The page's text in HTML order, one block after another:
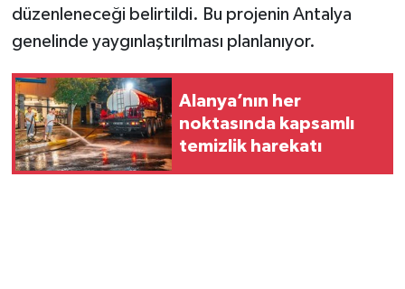
düzenleneceği belirtildi. Bu projenin Antalya
genelinde yaygınlaştırılması planlanıyor.
Alanya’nın her
noktasında kapsamlı
temizlik harekatı